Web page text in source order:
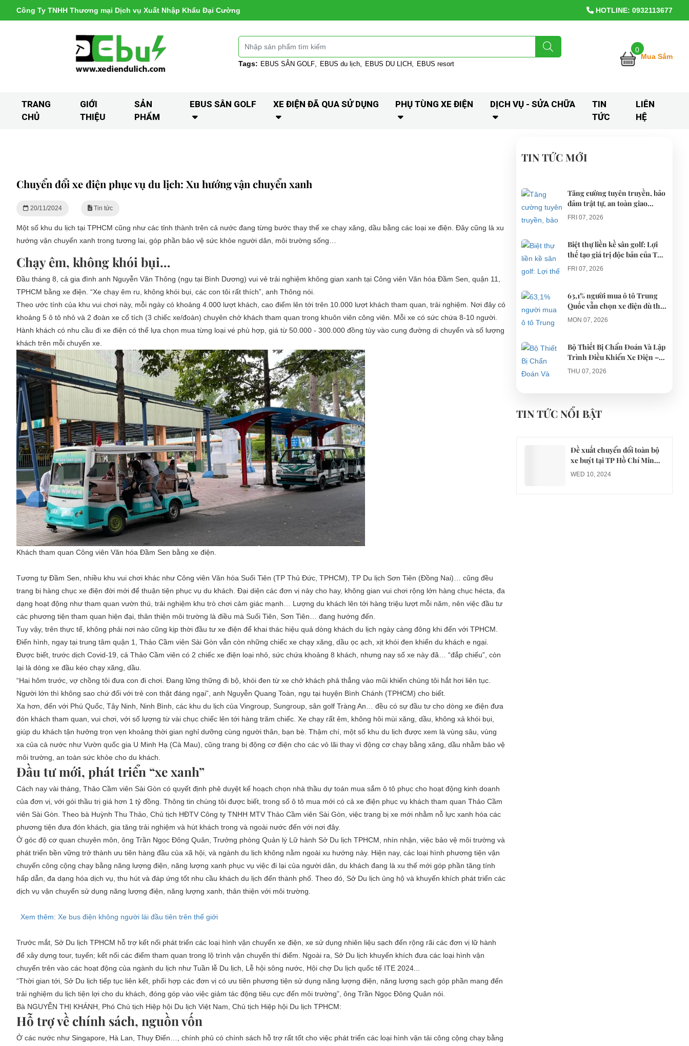
Công Ty TNHH Thương mại Dịch vụ Xuất Nhập Khẩu Đại Cường HOTLINE: 0932113677
Tags: EBUS SÂN GOLF EBUS du lịch EBUS DU LỊCH EBUS resort
0
Mua Sắm
TRANG
CHỦ
GIỚI
THIỆU
SẢN
PHẨM
EBUS SÂN GOLF XE ĐIỆN ĐÃ QUA SỬ DỤNG PHỤ TÙNG XE ĐIỆN DỊCH VỤ - SỬA CHỮA
TIN
TỨC
LIÊN
HỆ
Chuyển đổi xe điện phục vụ du lịch: Xu hướng vận chuyển xanh
20/11/2024 Tin tức
Một số khu du lịch tại TPHCM cũng như các tỉnh thành trên cả nước đang từng bước thay thế xe chạy xăng, dầu bằng các loại xe điện. Đây cũng là xu
hướng vận chuyển xanh trong tương lai, góp phần bảo vệ sức khỏe người dân, môi trường sống…
Chạy êm, không khói bụi…
Đầu tháng 8, cả gia đình anh Nguyễn Văn Thông (ngụ tại Bình Dương) vui vẻ trải nghiệm không gian xanh tại Công viên Văn hóa Đầm Sen, quận 11,
TPHCM bằng xe điện. “Xe chạy êm ru, không khói bụi, các con tôi rất thích”, anh Thông nói.
Theo ước tính của khu vui chơi này, mỗi ngày có khoảng 4.000 lượt khách, cao điểm lên tới trên 10.000 lượt khách tham quan, trải nghiệm. Nơi đây có
khoảng 5 ô tô nhỏ và 2 đoàn xe cổ tích (3 chiếc xe/đoàn) chuyên chở khách tham quan trong khuôn viên công viên. Mỗi xe có sức chứa 8-10 người.
Hành khách có nhu cầu đi xe điện có thể lựa chọn mua từng loại vé phù hợp, giá từ 50.000 - 300.000 đồng tùy vào cung đường di chuyển và số lượng
khách trên mỗi chuyến xe.
Khách tham quan Công viên Văn hóa Đầm Sen bằng xe điện.
Tương tự Đầm Sen, nhiều khu vui chơi khác như Công viên Văn hóa Suối Tiên (TP Thủ Đức, TPHCM), TP Du lịch Sơn Tiên (Đồng Nai)… cũng đều
trang bị hàng chục xe điện đời mới để thuận tiện phục vụ du khách. Đại diện các đơn vị này cho hay, không gian vui chơi rộng lớn hàng chục hécta, đa
dạng hoạt động như tham quan vườn thú, trải nghiệm khu trò chơi cảm giác mạnh… Lượng du khách lên tới hàng triệu lượt mỗi năm, nên việc đầu tư
các phương tiện tham quan hiện đại, thân thiện môi trường là điều mà Suối Tiên, Sơn Tiên… đang hướng đến.
Tuy vậy, trên thực tế, không phải nơi nào cũng kịp thời đầu tư xe điện để khai thác hiệu quả dòng khách du lịch ngày càng đông khi đến với TPHCM.
Điển hình, ngay tại trung tâm quận 1, Thảo Cầm viên Sài Gòn vẫn còn những chiếc xe chạy xăng, dầu ọc ạch, xịt khói đen khiến du khách e ngại.
Được biết, trước dịch Covid-19, cả Thảo Cầm viên có 2 chiếc xe điện loại nhỏ, sức chứa khoảng 8 khách, nhưng nay số xe này đã… “đắp chiếu”, còn
lại là dòng xe đầu kéo chạy xăng, dầu.
“Hai hôm trước, vợ chồng tôi đưa con đi chơi. Đang lững thững đi bộ, khói đen từ xe chở khách phả thẳng vào mũi khiến chúng tôi hắt hơi liên tục.
Người lớn thì không sao chứ đối với trẻ con thật đáng ngại”, anh Nguyễn Quang Toàn, ngụ tại huyện Bình Chánh (TPHCM) cho biết.
Xa hơn, đến với Phú Quốc, Tây Ninh, Ninh Bình, các khu du lịch của Vingroup, Sungroup, sân golf Tràng An… đều có sự đầu tư cho dòng xe điện đưa
đón khách tham quan, vui chơi, với số lượng từ vài chục chiếc lên tới hàng trăm chiếc. Xe chạy rất êm, không hôi mùi xăng, dầu, không xả khói bụi,
giúp du khách tận hưởng trọn vẹn khoảng thời gian nghỉ dưỡng cùng người thân, bạn bè. Thậm chí, một số khu du lịch được xem là vùng sâu, vùng
xa của cả nước như Vườn quốc gia U Minh Hạ (Cà Mau), cũng trang bị động cơ điện cho các vỏ lãi thay vì động cơ chạy bằng xăng, dầu nhằm bảo vệ
môi trường, an toàn sức khỏe cho du khách.
Đầu tư mới, phát triển “xe xanh”
Cách nay vài tháng, Thảo Cầm viên Sài Gòn có quyết định phê duyệt kế hoạch chọn nhà thầu dự toán mua sắm ô tô phục cho hoạt động kinh doanh
của đơn vị, với gói thầu trị giá hơn 1 tỷ đồng. Thông tin chúng tôi được biết, trong số ô tô mua mới có cả xe điện phục vụ khách tham quan Thảo Cầm
viên Sài Gòn. Theo bà Huỳnh Thu Thảo, Chủ tịch HĐTV Công ty TNHH MTV Thảo Cầm viên Sài Gòn, việc trang bị xe mới nhằm nỗ lực xanh hóa các
phương tiện đưa đón khách, gia tăng trải nghiệm và hút khách trong và ngoài nước đến với nơi đây.
Ở góc độ cơ quan chuyên môn, ông Trần Ngọc Đông Quân, Trưởng phòng Quản lý Lữ hành Sở Du lịch TPHCM, nhìn nhận, việc bảo vệ môi trường và
phát triển bền vững trở thành ưu tiên hàng đầu của xã hội, và ngành du lịch không nằm ngoài xu hướng này. Hiện nay, các loại hình phương tiện vận
chuyển công cộng chạy bằng năng lượng điện, năng lượng xanh phục vụ việc đi lại của người dân, du khách đang là xu thế mới góp phần tăng tính
hấp dẫn, đa dạng hóa dịch vụ, thu hút và đáp ứng tốt nhu cầu khách du lịch đến thành phố. Theo đó, Sở Du lịch ủng hộ và khuyến khích phát triển các
dịch vụ vận chuyển sử dụng năng lượng điện, năng lượng xanh, thân thiện với môi trường.
Xem thêm: Xe bus điện không người lái đầu tiên trên thế giới
Trước mắt, Sở Du lịch TPHCM hỗ trợ kết nối phát triển các loại hình vận chuyển xe điện, xe sử dụng nhiên liệu sạch đến rộng rãi các đơn vị lữ hành
để xây dựng tour, tuyến; kết nối các điểm tham quan trong lộ trình vận chuyển thí điểm. Ngoài ra, Sở Du lịch khuyến khích đưa các loại hình vận
chuyển trên vào các hoạt động của ngành du lịch như Tuần lễ Du lịch, Lễ hội sông nước, Hội chợ Du lịch quốc tế ITE 2024...
“Thời gian tới, Sở Du lịch tiếp tục liên kết, phối hợp các đơn vị có ưu tiên phương tiện sử dụng năng lượng điện, năng lượng sạch góp phần mang đến
trải nghiệm du lịch tiện lợi cho du khách, đóng góp vào việc giảm tác động tiêu cực đến môi trường”, ông Trần Ngọc Đông Quân nói.
Bà NGUYỄN THỊ KHÁNH, Phó Chủ tịch Hiệp hội Du lịch Việt Nam, Chủ tịch Hiệp hội Du lịch TPHCM:
Hỗ trợ về chính sách, nguồn vốn
Ở các nước như Singapore, Hà Lan, Thụy Điển…, chính phủ có chính sách hỗ trợ rất tốt cho việc phát triển các loại hình vận tải công cộng chạy bằng
TIN TỨC MỚI
Tăng cường tuyên truyền, bảo
đảm trật tự, an toàn giao
thông khi thí điểm xe điện 4
bánh phục vụ du lịch
FRI 07, 2026
Biệt thự liền kề sân golf: Lợi
thế tạo giá trị độc bản của The
AGULA Tây Ninh
FRI 07, 2026
63,1% người mua ô tô Trung
Quốc vẫn chọn xe điện dù thị
trường tháng 7 hạ nhiệt
MON 07, 2026
Bộ Thiết Bị Chẩn Đoán Và Lập
Trình Điều Khiển Xe Điện –
Giải Pháp Bảo Trì Chuyên
Nghiệp
THU 07, 2026
điện du lịch gây gổ khi đón du
khách ở Quy Nhơn
TIN TỨC NỔI BẬT
Đề xuất chuyển đổi toàn bộ
xe buýt tại TP Hồ Chí Minh
sang xe điện từ năm 2026
WED 10, 2024